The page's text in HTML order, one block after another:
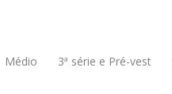
Médio 3ª série e Pré-vest